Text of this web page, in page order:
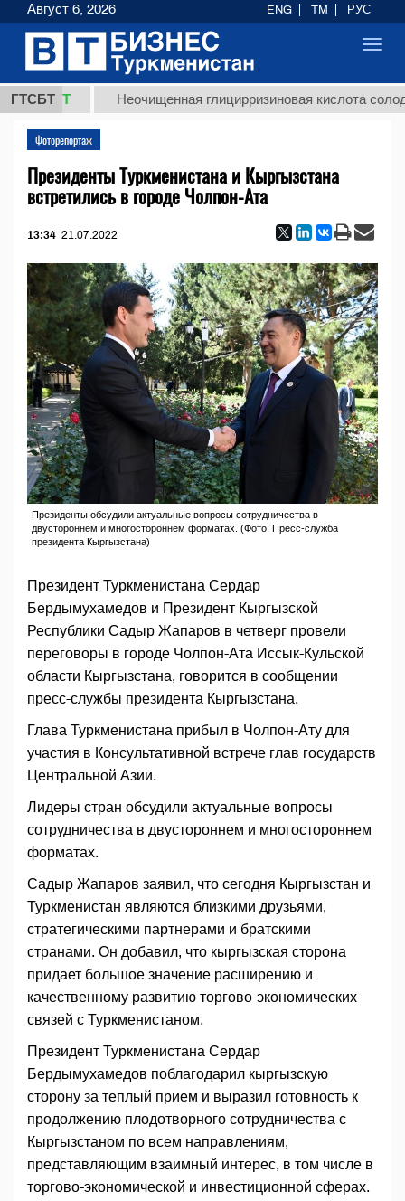
ГТСБТ
ТМТ Неочищенная глицирризиновая кислота
Фоторепортаж
Президенты Туркменистана и Кыргызстана
встретились в городе Чолпон-Ата
13:34 21.07.2022
Президенты обсудили актуальные вопросы сотрудничества в
двустороннем и многостороннем форматах. (Фото: Пресс-служба
президента Кыргызстана)
Президент Туркменистана Сердар
Бердымухамедов и Президент Кыргызской
Республики Садыр Жапаров в четверг провели
переговоры в городе Чолпон-Ата Иссык-Кульской
области Кыргызстана, говорится в сообщении
пресс-службы президента Кыргызстана.
Глава Туркменистана прибыл в Чолпон-Ату для
участия в Консультативной встрече глав государств
Центральной Азии.
Лидеры стран обсудили актуальные вопросы
сотрудничества в двустороннем и многостороннем
форматах.
Садыр Жапаров заявил, что сегодня Кыргызстан и
Туркменистан являются близкими друзьями,
стратегическими партнерами и братскими
странами. Он добавил, что кыргызская сторона
придает большое значение расширению и
качественному развитию торгово-экономических
связей с Туркменистаном.
Президент Туркменистана Сердар
Бердымухамедов поблагодарил кыргызскую
сторону за теплый прием и выразил готовность к
продолжению плодотворного сотрудничества с
Кыргызстаном по всем направлениям,
представляющим взаимный интерес, в том числе в
торгово-экономической и инвестиционной сферах.
Август 6, 2026 ENG TM РУС